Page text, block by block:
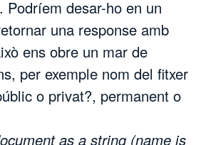
. Podríem desar-ho en un
una response amb
ens obre un mar de
per exemple nom del fitxer
o privat?, permanent o
as a string (name is